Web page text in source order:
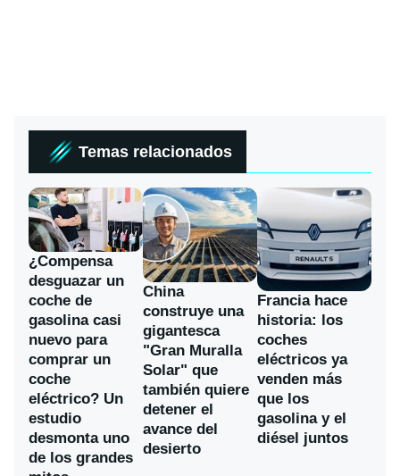
Temas relacionados
¿Compensa
desguazar un
coche de
gasolina casi
nuevo para
comprar un
coche
eléctrico? Un
estudio
desmonta uno
de los grandes
China
construye una
gigantesca
"Gran Muralla
Solar" que
también quiere
detener el
avance del
desierto
Francia hace
historia: los
coches
eléctricos ya
venden más
que los
gasolina y el
diésel juntos